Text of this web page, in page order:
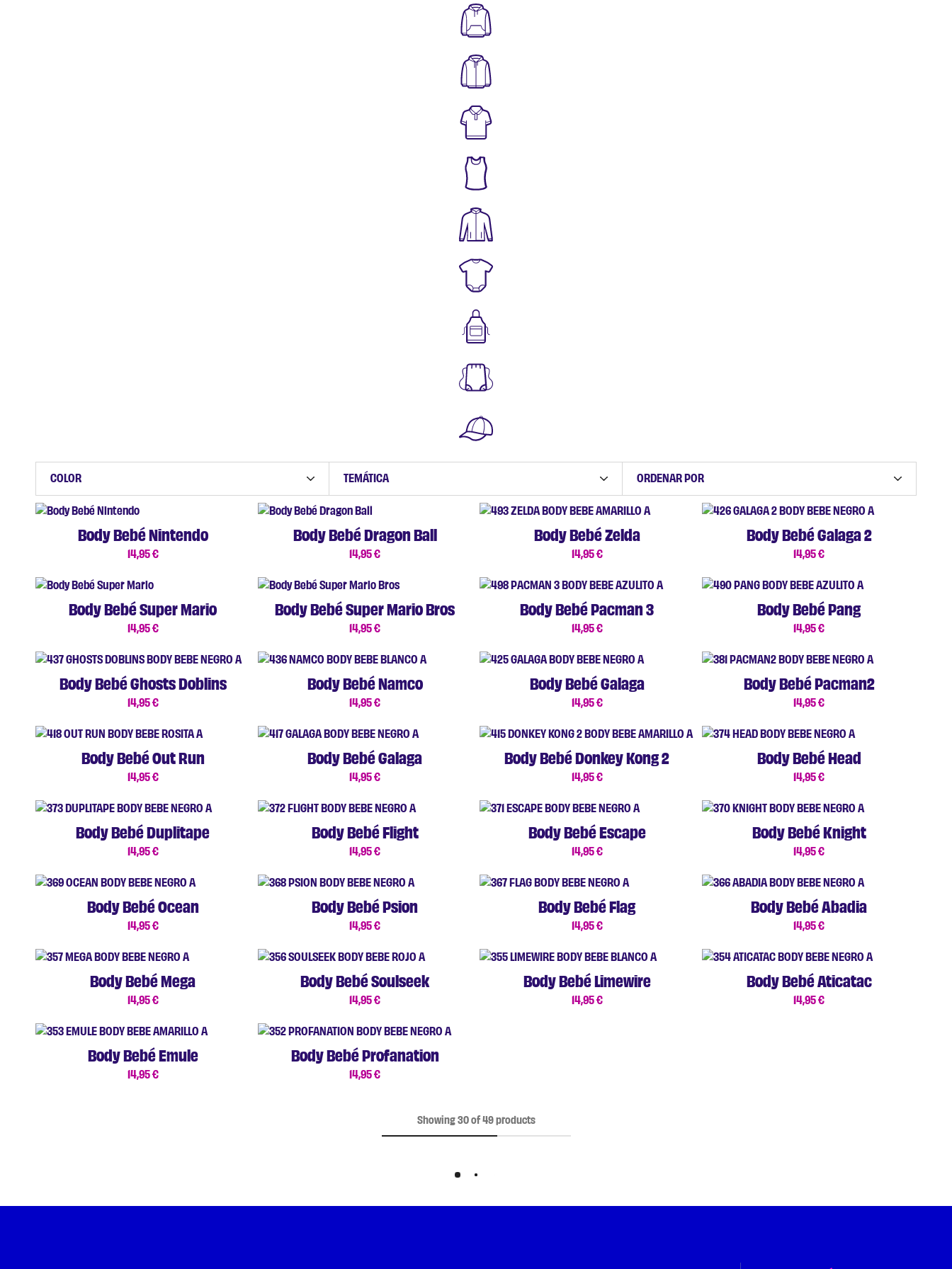
COLOR TEMÁTICA ORDENAR POR
Body Bebé Nintendo
14,95 €
Body Bebé Dragon Ball
14,95€
Body Bebé Zelda
14,95 €
Body Bebé Galaga 2
14,95€
Body Bebé Super Mario
14,95 €
Body Bebé Super Mario Bros
14,95€
Body Bebé Pacman 3
14,95 €
Body Bebé Pang
14,95€
Body Bebé Ghosts Doblins
14,95 €
Body Bebé Namco
14,95€
Body Bebé Galaga
14,95 €
Body Bebé Pacman2
14,95€
Body Bebé Out Run
14,95 €
Body Bebé Galaga
14,95€
Body Bebé Donkey Kong 2
14,95 €
Body Bebé Head
14,95€
Body Bebé Duplitape
14,95 €
Body Bebé Flight
14,95€
Body Bebé Escape
14,95 €
Body Bebé Knight
14,95€
Body Bebé Ocean
14,95 €
Body Bebé Psion
14,95€
Body Bebé Flag
14,95 €
Body Bebé Abadia
14,95€
Body Bebé Mega
14,95 €
Body Bebé Soulseek
14,95€
Body Bebé Limewire
14,95 €
Body Bebé Aticatac
14,95€
Body Bebé Emule
14,95 €
Body Bebé Profanation
14,95€
Showing30 of 49 products
Load More